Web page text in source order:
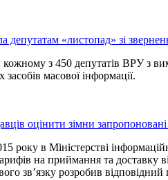
«листопад» зі
з 450 депутатів ВРУ з
масової інформації.
оцінити зімни
року в Міністерстві
на приймання та доставку
зв’язку розробив відповідний